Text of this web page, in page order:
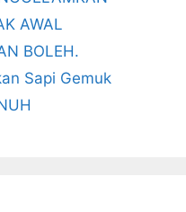
AWAL
BOLEH.
Sapi Gemuk